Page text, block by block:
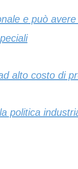
e può
alto costo di
politica